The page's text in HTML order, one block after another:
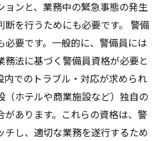
ョンと、業務中の緊急事態の発生
断を行うためにも必要です。 警備
必要です。一般的に、警備員には
務法に基づく警備員資格が必要と
内でのトラブル・対応が求められ
（ホテルや商業施設など）独自の
があります。これらの資格は、警
チし、適切な業務を遂行するため